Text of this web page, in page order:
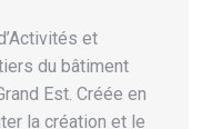
et
du bâtiment
Est. Créée en
la création et le